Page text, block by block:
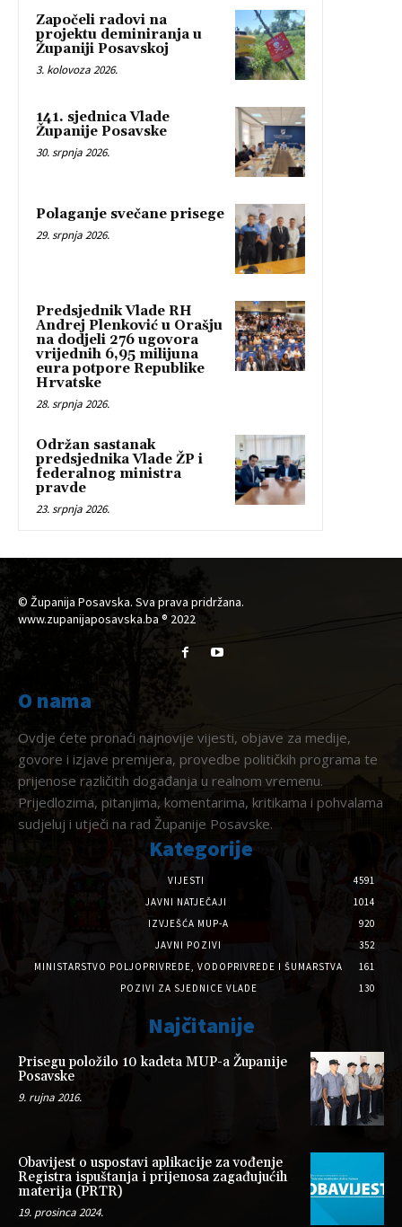
Započeli radovi na
projektu deminiranja u
Županiji Posavskoj
3. kolovoza 2026.
141. sjednica Vlade
Županije Posavske
30. srpnja 2026.
Polaganje svečane prisege
29. srpnja 2026.
Predsjednik Vlade RH
Andrej Plenković u Orašju
na dodjeli 276 ugovora
vrijednih 6,95 milijuna
eura potpore Republike
Hrvatske
28. srpnja 2026.
Održan sastanak
predsjednika Vlade ŽP i
federalnog ministra
pravde
23. srpnja 2026.
© Županija Posavska. Sva prava pridržana.
www.zupanijaposavska.ba ® 2022
O nama
Ovdje ćete pronaći najnovije vijesti, objave za medije,
govore i izjave premijera, provedbe političkih programa te
prijenose različitih događanja u realnom vremenu.
Prijedlozima, pitanjima, komentarima, kritikama i pohvalama
sudjeluj i utječi na rad Županije Posavske.
Kategorije
VIJESTI
4591
JAVNI NATJEČAJI
1014
IZVJEŠĆA MUP-A
920
JAVNI POZIVI
352
MINISTARSTVO POLJOPRIVREDE, VODOPRIVREDE I ŠUMARSTVA
161
POZIVI ZA SJEDNICE VLADE
130
Najčitanije
Prisegu položilo 10 kadeta MUP-a Županije
Posavske
9. rujna 2016.
Obavijest o uspostavi aplikacije za vođenje
Registra ispuštanja i prijenosa zagađujućih
materija (PRTR)
19. prosinca 2024.